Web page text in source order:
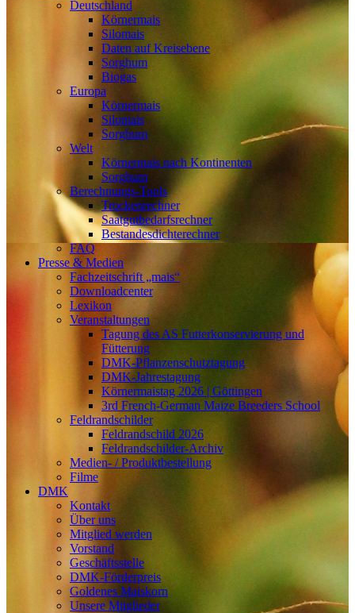
Deutschland
Körnermais
Silomais
Daten auf Kreisebene
Sorghum
Biogas
Europa
Körnermais
Silomais
Sorghum
Welt
Körnermais nach Kontinenten
Sorghum
Berechnungs-Tools
Trockenrechner
Saatgutbedarfsrechner
Bestandesdichterechner
FAQ
Presse & Medien
Fachzeitschrift „mais“
Downloadcenter
Lexikon
Veranstaltungen
Tagung des AS Futterkonservierung und
Fütterung
DMK-Pflanzenschutztagung
DMK-Jahrestagung
Körnermaistag 2026 | Göttingen
3rd French-German Maize Breeders School
Feldrandschilder
Feldrandschild 2026
Feldrandschilder-Archiv
Medien- / Produktbestellung
Filme
DMK
Kontakt
Über uns
Mitglied werden
Vorstand
Geschäftsstelle
DMK-Förderpreis
Goldenes Maiskorn
Unsere Mitglieder